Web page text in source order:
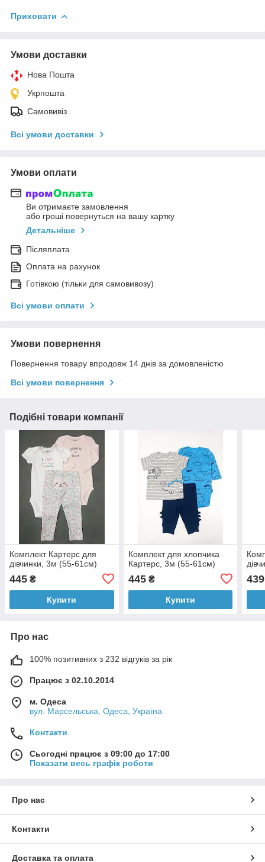
Приховати
Умови доставки
Нова Пошта
Укрпошта
Самовивіз
Всі умови доставки
Умови оплати
Ви отримаєте замовлення
або гроші повернуться на вашу картку
Детальніше
Післяплата
Оплата на рахунок
Готівкою (тільки для самовивозу)
Всі умови оплати
Умови повернення
Повернення товару впродовж 14 днів за домовленістю
Всі умови повернення
Подібні товари компанії
Комплект Картерс для
дівчинки, 3м (55-61см)
445 ₴
Купити
Комплект для хлопчика
Картерс, 3м (55-61см)
445₴
Купити
439
Про нас
100% позитивних з 232 відгуків за рік
Працює з 02.10.2014
м. Одеса
вул. Марсельська, Одеса, Україна
Контакти
Сьогодні працює з 09:00 до 17:00
Показати весь графік роботи
Про нас
Контакти
Доставка та оплата